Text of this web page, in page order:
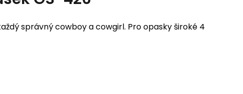
správný cowboy a cowgirl. Pro opasky široké 4